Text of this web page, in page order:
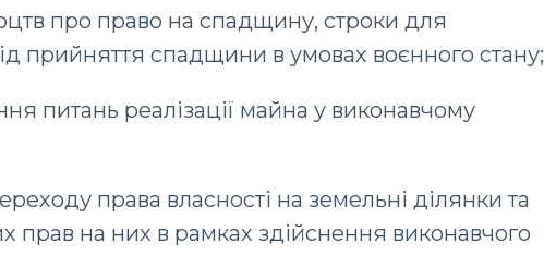
про право на спадщину, строки для
прийняття спадщини в умовах воєнного стану;
питань реалізації майна у виконавчому
права власності на земельні ділянки та
прав на них в рамках здійснення виконавчого